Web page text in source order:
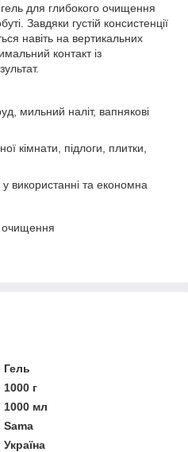
для глибокого очищення
Завдяки густій консистенції
навіть на вертикальних
контакт із
мильний наліт, вапнякові
кімнати, підлоги, плитки,
використанні та економна
очищення
Гель
1000 г
1000 мл
Sama
Україна